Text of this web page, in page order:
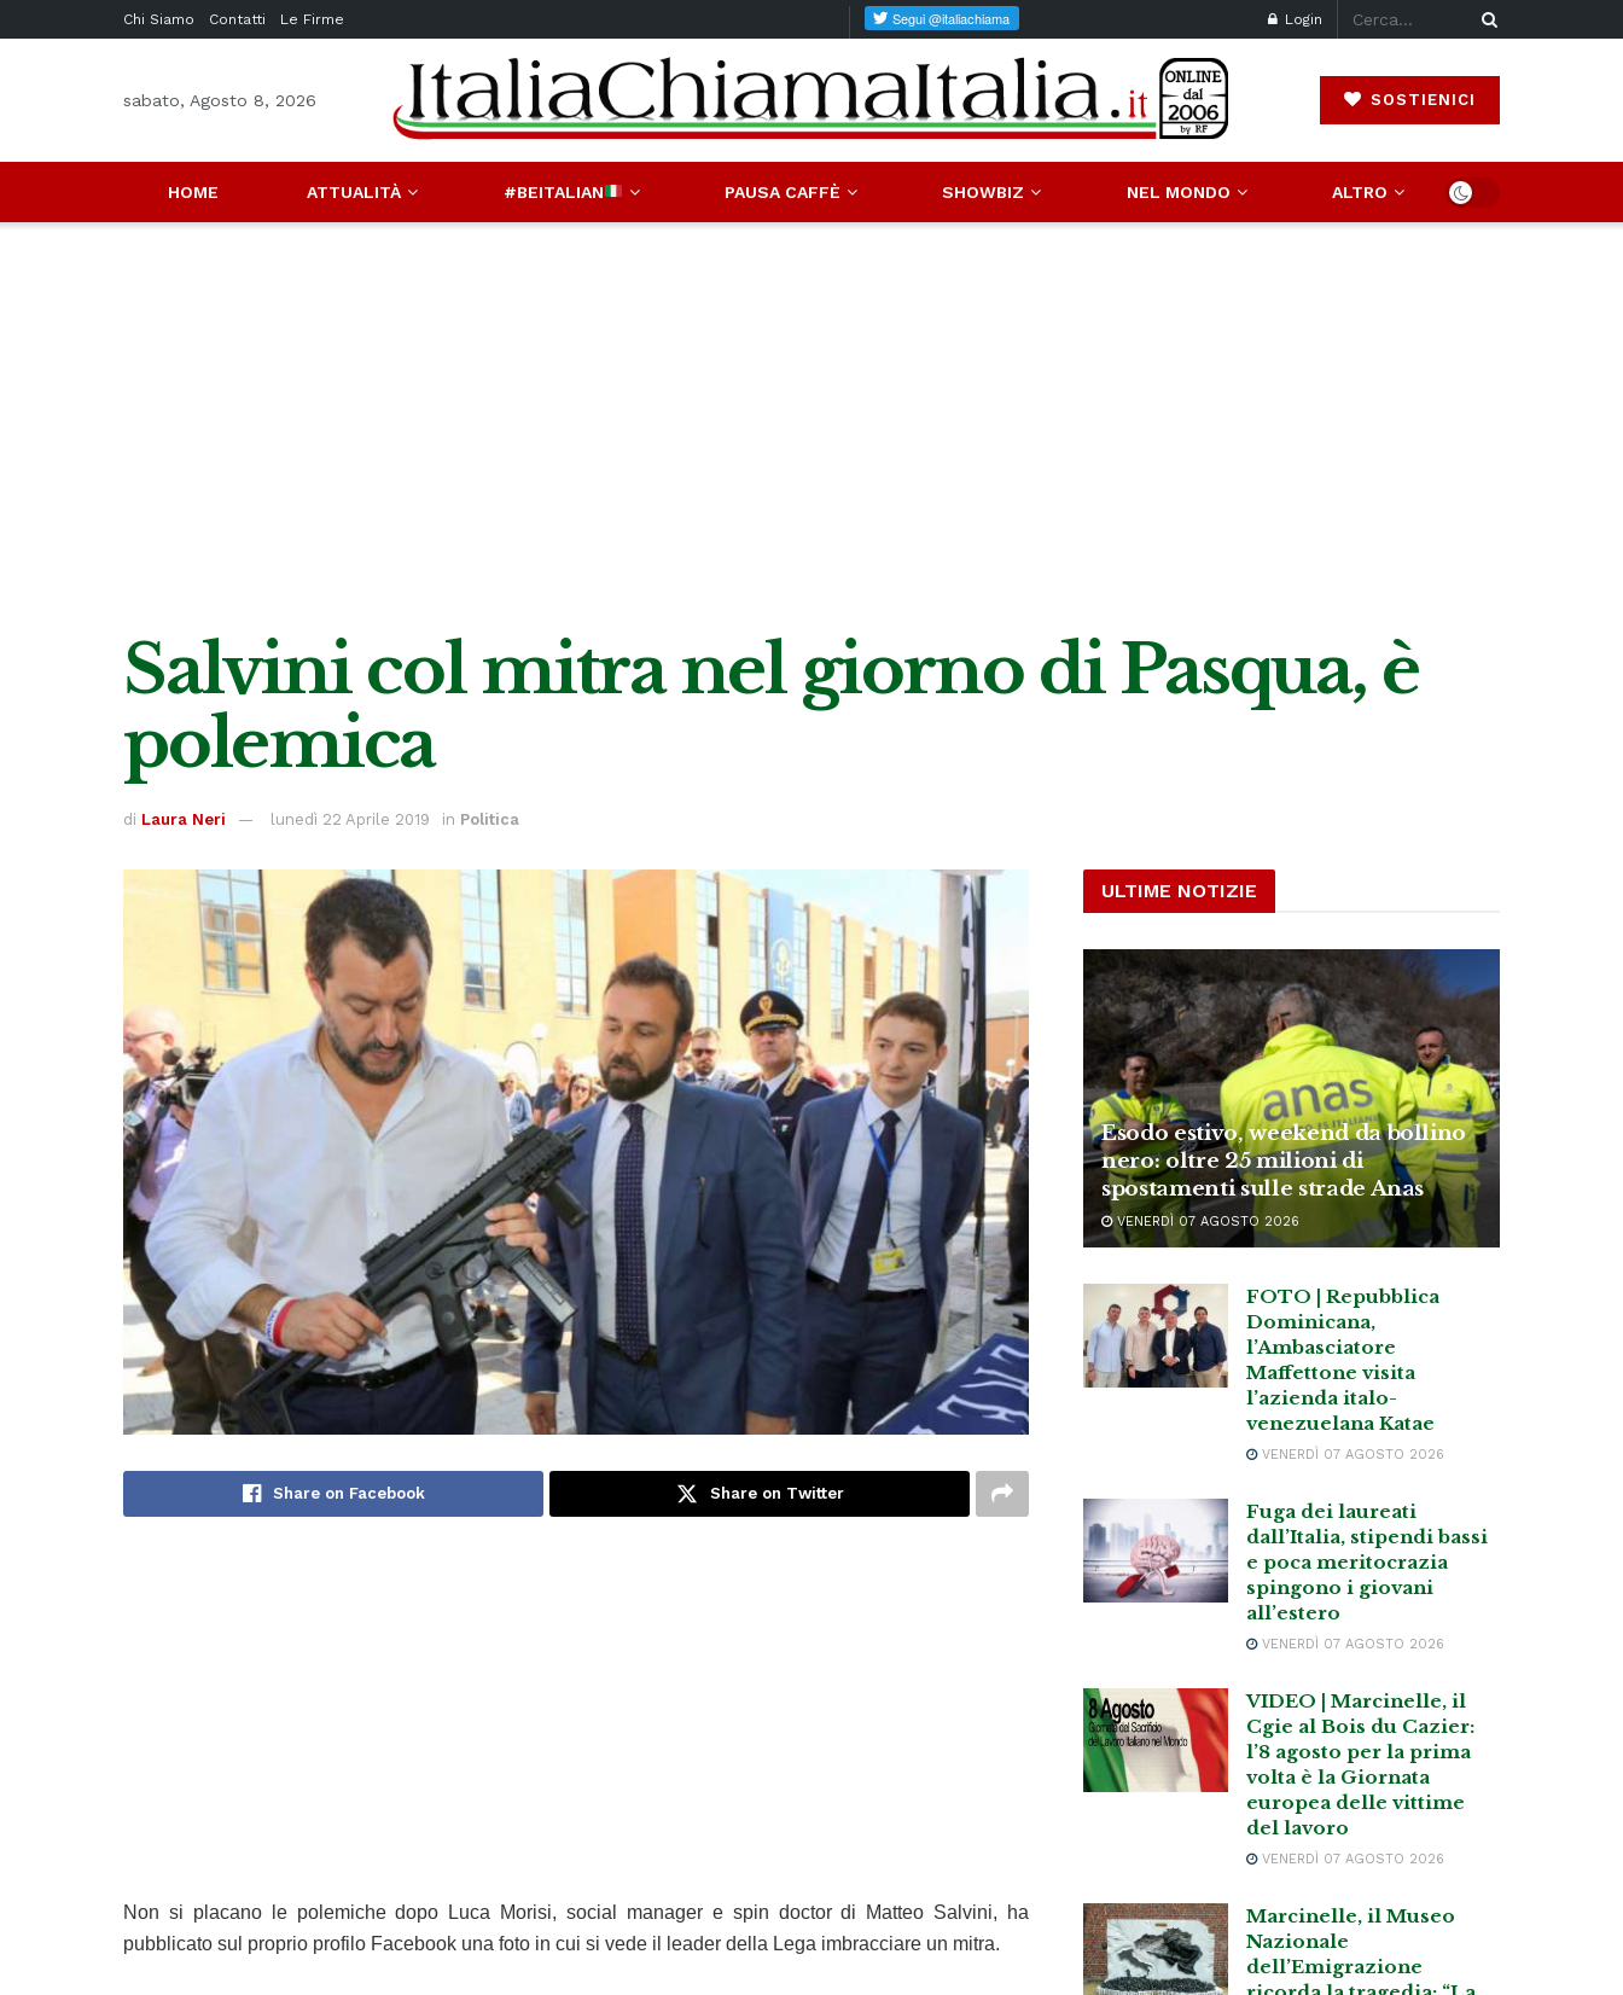
Chi Siamo Contatti Le Firme Login
sabato, Agosto 8, 2026 SOSTIENICI
HOME ATTUALITÀ #BEITALIAN PAUSA CAFFÈ SHOWBIZ NEL MONDO ALTRO
Salvini col mitra nel giorno di Pasqua, è
polemica
di Laura Neri lunedì 22 Aprile 2019 in Politica
Share on Facebook Share on Twitter
Non si placano le polemiche dopo Luca Morisi, social manager e spin doctor di Matteo Salvini, ha
pubblicato sul proprio profilo Facebook una foto in cui si vede il leader della Lega imbracciare un mitra.
ULTIME NOTIZIE
Esodo estivo, weekend da bollino
nero: oltre 25 milioni di
spostamenti sulle strade Anas
VENERDÌ 07 AGOSTO 2026
FOTO | Repubblica
Dominicana,
l’Ambasciatore
Maffettone visita
l’azienda italo-
venezuelana Katae
VENERDÌ 07 AGOSTO 2026
Fuga dei laureati
dall’Italia, stipendi bassi
e poca meritocrazia
spingono i giovani
all’estero
VENERDÌ 07 AGOSTO 2026
VIDEO | Marcinelle, il
Cgie al Bois du Cazier:
l’8 agosto per la prima
volta è la Giornata
europea delle vittime
del lavoro
VENERDÌ 07 AGOSTO 2026
Marcinelle, il Museo
Nazionale
dell’Emigrazione